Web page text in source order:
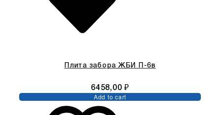
Плита забора ЖБИ П-6в
6458,00₽
Add to cart